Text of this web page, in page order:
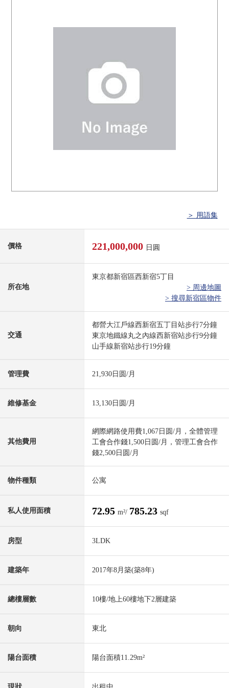
＞ 用語集
價格 221,000,000 日圓
所在地
東京都新宿區西新宿5丁目
> 周邊地圖
> 搜尋新宿區物件
交通
都營大江戶線西新宿五丁目站步行7分鐘
東京地鐵線丸之內線西新宿站步行9分鐘
山手線新宿站步行19分鐘
管理費 21,930日圆/月
維修基金 13,130日圆/月
其他費用
網際網路使用費1,067日圆/月，全體管理
工會合作錢1,500日圆/月，管理工會合作
錢2,500日圆/月
物件種類 公寓
私人使用面積 72.95 m²/ 785.23 sqf
房型 3LDK
建築年 2017年8月築(築8年)
總樓層數 10樓/地上60樓地下2層建築
朝向 東北
陽台面積 陽台面積11.29m²